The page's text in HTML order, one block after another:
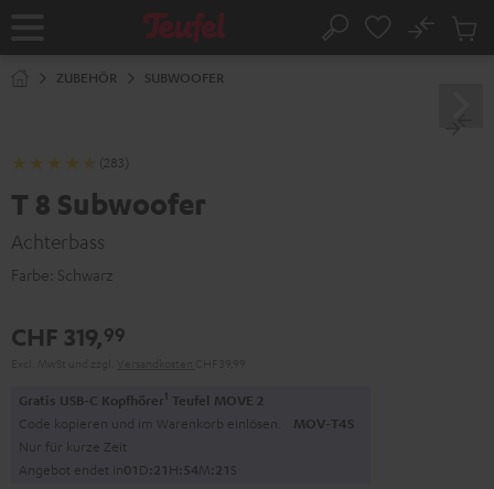
Startseite Suche
No
ZUBEHÖR SUBWOOFER
(283)
T 8 Subwoofer
Achterbass
Farbe: Schwarz
CHF 319,99
Gratis USB-C Kopfhörer1 Teufel MOVE 2
Code kopieren und im Warenkorb einlösen. MOV-T4S
Nur für kurze Zeit
Angebot endet in01D: 21H: 54M: 20S